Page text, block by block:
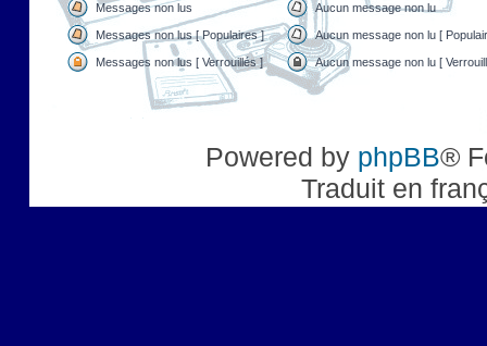
Messages non lus Aucun message non lu
Messages non lus [ Populaires ] Aucun message non lu [
Messages non lus [ Verrouillés ] Aucun message non lu [
Powered by phpBB®
Traduit en